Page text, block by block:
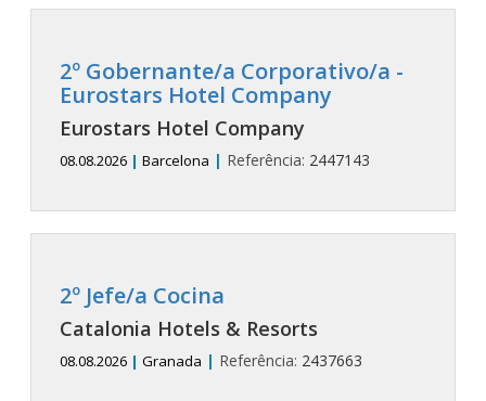
2º Gobernante/a Corporativo/a -
Eurostars Hotel Company
Eurostars Hotel Company
08.08.2026 | Barcelona | Referência: 2447143
2º Jefe/a Cocina
Catalonia Hotels & Resorts
08.08.2026 | Granada | Referência: 2437663